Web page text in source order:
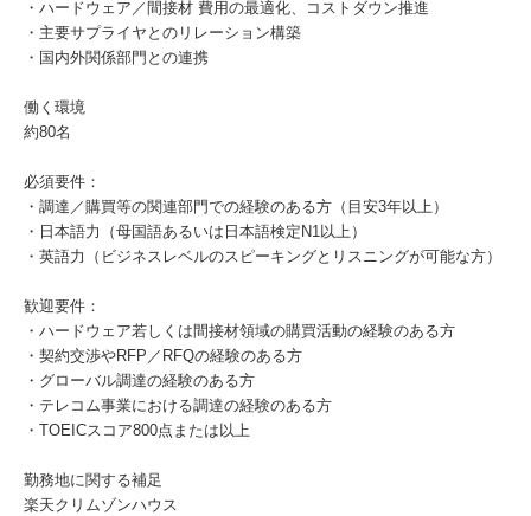
・ハードウェア／間接材 費用の最適化、コストダウン推進
・主要サプライヤとのリレーション構築
・国内外関係部門との連携
働く環境
約80名
必須要件：
・調達／購買等の関連部門での経験のある方（目安3年以上）
・日本語力（母国語あるいは日本語検定N1以上）
・英語力（ビジネスレベルのスピーキングとリスニングが可能な方）
歓迎要件：
・ハードウェア若しくは間接材領域の購買活動の経験のある方
・契約交渉やRFP／RFQの経験のある方
・グローバル調達の経験のある方
・テレコム事業における調達の経験のある方
・TOEICスコア800点または以上
勤務地に関する補足
楽天クリムゾンハウス